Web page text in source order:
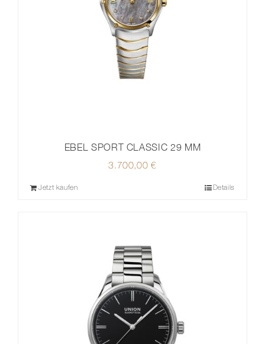
EBEL SPORT CLASSIC 29 MM
3.700,00€
Jetzt kaufen Details